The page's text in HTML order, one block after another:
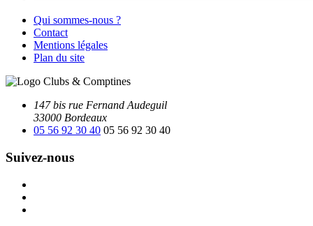
Qui sommes-nous ?
Contact
Mentions légales
Plan du site
147 bis rue Fernand Audeguil
33000 Bordeaux
05 56 92 30 40 05 56 92 30 40
Suivez-nous